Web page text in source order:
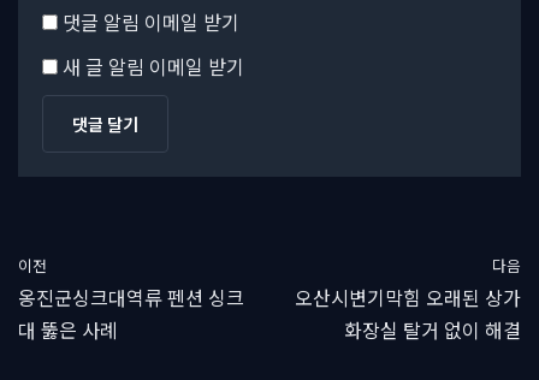
댓글 알림 이메일 받기
새 글 알림 이메일 받기
이전
옹진군싱크대역류 펜션 싱크
대 뚫은 사례
다음
오산시변기막힘 오래된 상가
화장실 탈거 없이 해결